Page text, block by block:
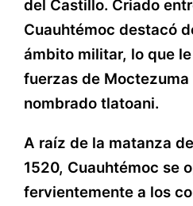
del Castillo. Criado
Cuauhtémoc destacó
ámbito militar, lo que
fuerzas de
nombrado tlatoani.
A raíz de la matanza
1520, Cuauhtémoc se
fervientemente a los